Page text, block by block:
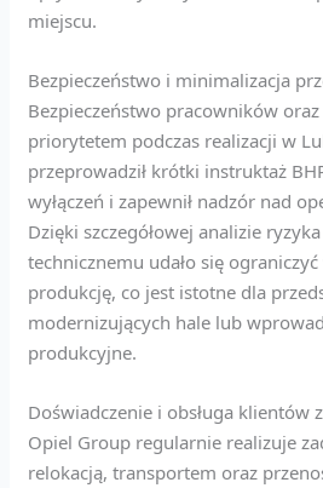
miejscu.
Bezpieczeństwo i minimalizacja
Bezpieczeństwo pracowników
priorytetem podczas realizacji w
przeprowadził krótki instruktaż
wyłączeń i zapewnił nadzór nad
Dzięki szczegółowej analizie
technicznemu udało się
produkcję, co jest istotne dla
modernizujących hale lub
produkcyjne.
Doświadczenie i obsługa klientów
Opiel Group regularnie realizuje
relokacją, transportem oraz